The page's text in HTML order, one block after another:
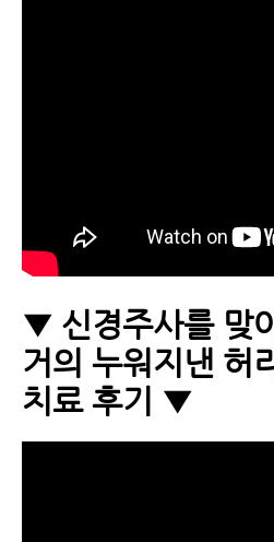
▼ 신경주사를 맞
거의 누워지낸 허
치료 후기 ▼